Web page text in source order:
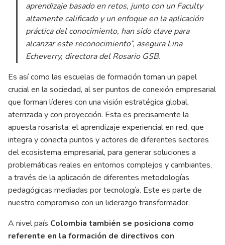
aprendizaje basado en retos, junto con un Faculty
altamente calificado y un enfoque en la aplicación
práctica del conocimiento, han sido clave para
alcanzar este reconocimiento”, asegura Lina
Echeverry, directora del Rosario GSB.
Es así como las escuelas de formación toman un papel
crucial en la sociedad, al ser puntos de conexión empresarial
que forman líderes con una visión estratégica global,
aterrizada y con proyección. Esta es precisamente la
apuesta rosarista: el aprendizaje experiencial en red, que
integra y conecta puntos y actores de diferentes sectores
del ecosistema empresarial, para generar soluciones a
problemáticas reales en entornos complejos y cambiantes,
a través de la aplicación de diferentes metodologías
pedagógicas mediadas por tecnología. Este es parte de
nuestro compromiso con un liderazgo transformador.
A nivel país Colombia también se posiciona como
referente en la formación de directivos con